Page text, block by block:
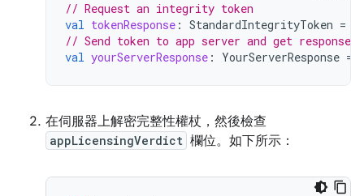
// Request an integrity token
val tokenResponse : StandardIntegrityToken =
// Send token to app server and get response
val yourServerResponse : YourServerResponse =
在伺服器上解密完整性權杖，然後檢查
appLicensingVerdict 欄位。如下所示：